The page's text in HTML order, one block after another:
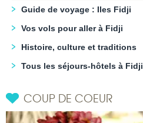
Guide de voyage : Iles Fidji
Vos vols pour aller à Fidji
Histoire, culture et traditions
Tous les séjours-hôtels à Fidji
COUP DE COEUR